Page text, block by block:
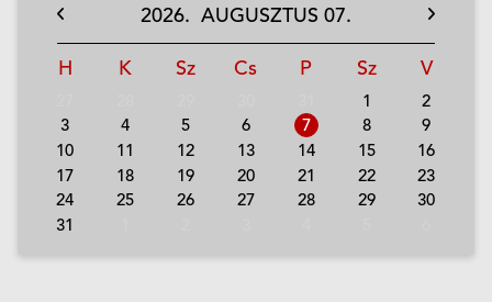
2026. AUGUSZTUS 07.
H K Sz Cs P Sz V
1
2
3
4 5 6 7 8
9
10
11 12 13 14 15
16
17
18 19 20 21 22
23
24
25 26 27 28 29
30
31